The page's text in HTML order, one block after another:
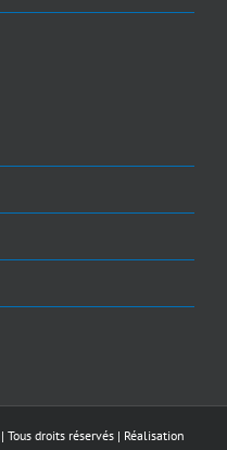
| Tous droits réservés | Réalisation